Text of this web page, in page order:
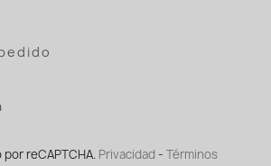
reCAPTCHA. Privacidad - Términos